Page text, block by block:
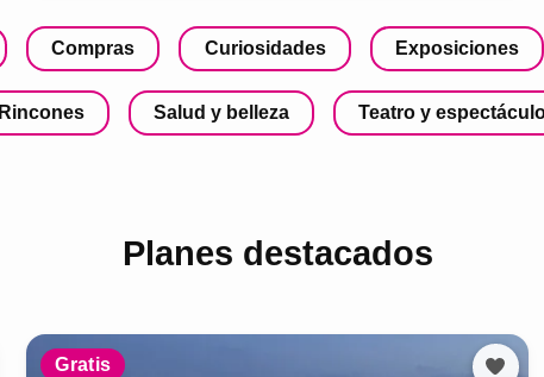
Compras Curiosidades Exposiciones
Rincones Salud y belleza Teatro y
Planes destacados
Gratis